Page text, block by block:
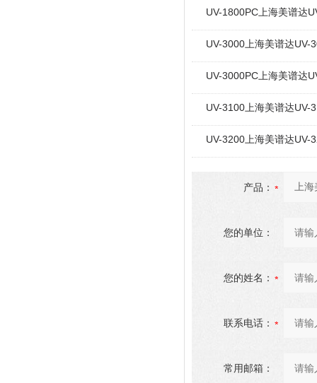
UV-1800PC上海美谱达
UV-3000上海美谱达UV-
UV-3000PC上海美谱达
UV-3100上海美谱达UV-
UV-3200上海美谱达UV-
产品：
您的单位：
您的姓名：
联系电话：
常用邮箱：